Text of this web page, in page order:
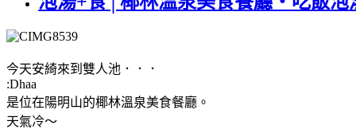
今天安綺來到雙人池．．．
:Dhaa
是位在陽明山的椰林溫泉美食餐廳。
天氣冷～